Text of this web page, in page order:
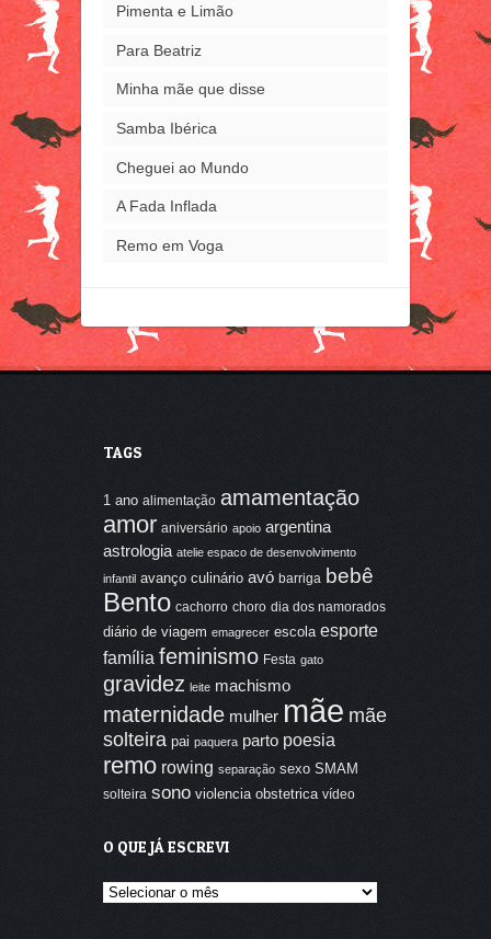
Pimenta e Limão
Para Beatriz
Minha mãe que disse
Samba Ibérica
Cheguei ao Mundo
A Fada Inflada
Remo em Voga
TAGS
1 ano alimentação amamentação
amor aniversário apoio argentina
astrologia atelie espaco de desenvolvimento
infantil avanço culinário avó barriga bebê
Bento cachorro choro dia dos namorados
diário de viagem emagrecer escola esporte
família feminismo Festa gato
gravidez leite machismo
maternidade mulher mãe mãe
solteira pai paquera parto poesia
remo rowing separação sexo SMAM
solteira sono violencia obstetrica vídeo
O QUE JÁ ESCREVI
O